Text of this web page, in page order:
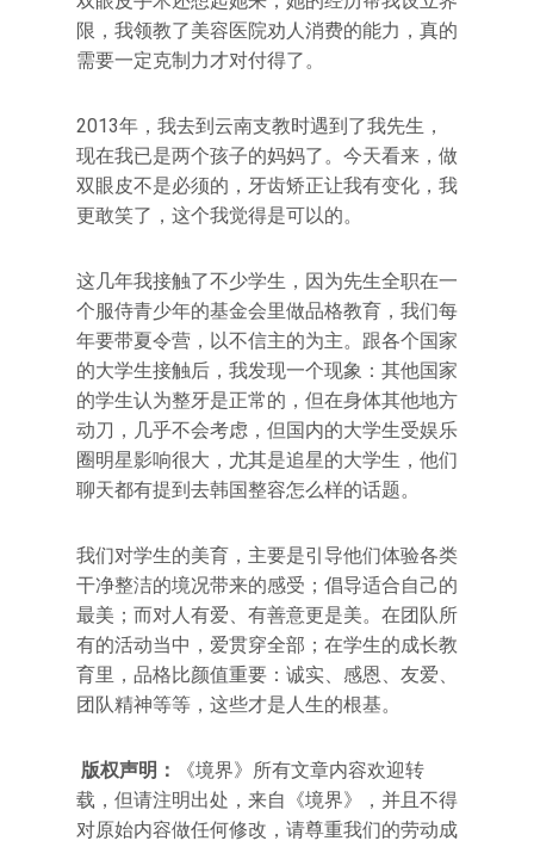
限，我领教了美容医院劝人消费的能力，真的
需要一定克制力才对付得了。
2013年，我去到云南支教时遇到了我先生，
现在我已是两个孩子的妈妈了。今天看来，做
双眼皮不是必须的，牙齿矫正让我有变化，我
更敢笑了，这个我觉得是可以的。
这几年我接触了不少学生，因为先生全职在一
个服侍青少年的基金会里做品格教育，我们每
年要带夏令营，以不信主的为主。跟各个国家
的大学生接触后，我发现一个现象：其他国家
的学生认为整牙是正常的，但在身体其他地方
动刀，几乎不会考虑，但国内的大学生受娱乐
圈明星影响很大，尤其是追星的大学生，他们
聊天都有提到去韩国整容怎么样的话题。
我们对学生的美育，主要是引导他们体验各类
干净整洁的境况带来的感受；倡导适合自己的
最美；而对人有爱、有善意更是美。在团队所
有的活动当中，爱贯穿全部；在学生的成长教
育里，品格比颜值重要：诚实、感恩、友爱、
团队精神等等，这些才是人生的根基。
版权声明：
《境界》所有文章内容欢迎转
载，但请注明出处，来自《境界》，并且不得
对原始内容做任何修改，请尊重我们的劳动成